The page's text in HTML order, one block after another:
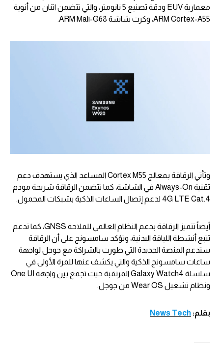
معمارية EUV ودقة تصنيع 5 نانومتر، والتي تتضمن اثنان من أنوية
ARM Cortex-A55، وكرت شاشة ARM Mali-G68.
وتأتي الرقاقة بمعالج Cortex M55 المساعد الذي يستهدف دعم
تقنية Always-On في الشاشة، كما تتضمن الرقاقة شريحة مودم
4G LTE Cat.4 لدعم إتصال الساعات الذكية بشبكات المحمول.
أيضاً تتميز الرقاقة بدعم النظام العالمي للملاحة GNSS، كما تدعم
تتبع أنشطة اللياقة البدنية، وتؤكد سامسونج على أن الرقاقة
ستدعم المنصة الجديدة التي طورت بالشراكة مع جوجل لواجهة
ساعات سامسونج الذكية والتي يكشف عنها للمرة الأولى في
سلسلة Galaxy Watch4 المرتقبة حيث تجمع بين واجهة One UI
ونظام تشغيل Wear OS من جوجل.
بقلم: News Tech